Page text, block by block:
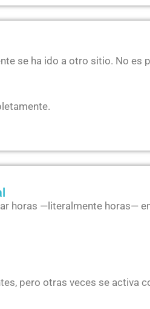
se ha ido a otro sitio. No es
horas —literalmente horas—
pero otras veces se activa